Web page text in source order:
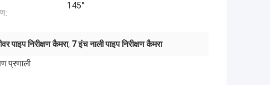
145°
पाइप निरीक्षण कैमरा, 7 इंच नाली पाइप निरीक्षण कैमरा
प्रणाली